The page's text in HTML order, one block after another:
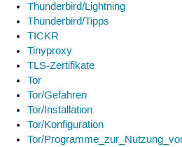
Thunderbird/Lightning
Thunderbird/Tipps
TICKR
Tinyproxy
TLS-Zertifikate
Tor
Tor/Gefahren
Tor/Installation
Tor/Konfiguration
Tor/